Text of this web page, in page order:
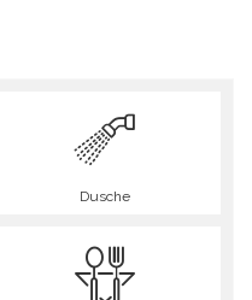
Dusche